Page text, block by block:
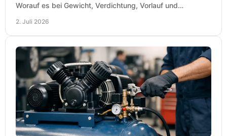
Worauf es bei Gewicht, Verdichtung, Vorlauf und
2. Juli 2026